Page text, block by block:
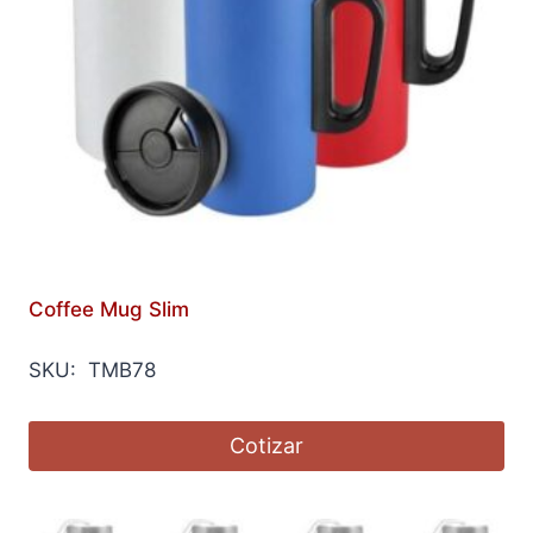
Coffee Mug Slim
SKU: TMB78
Cotizar